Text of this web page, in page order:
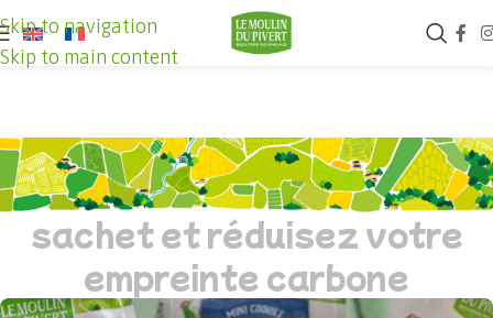
Skip to navigation
Skip to main content
ACTUS
Découvrez nos recettes en
sachet et réduisez votre
empreinte carbone